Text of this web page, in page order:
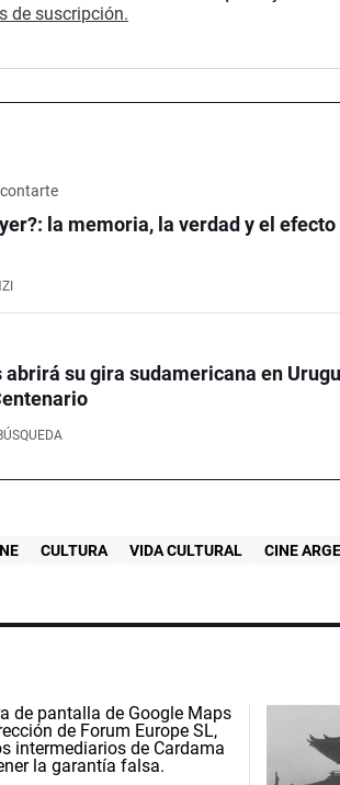
de suscripción.
la memoria, la verdad y el
abrirá su gira sudamericana en
CULTURA VIDA CULTURAL CINE